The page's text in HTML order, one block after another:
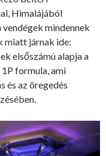
Himalájából
mindennek
miatt járnak ide:
elsőszámú alapja a
formula, ami
és az öregedés